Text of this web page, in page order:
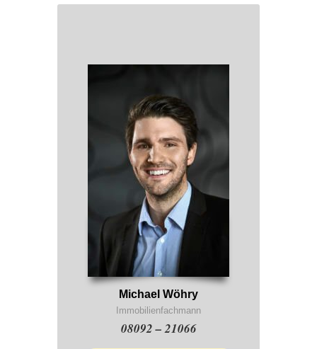
Michael Wöhry
Immobilienfachmann
08092 – 21066